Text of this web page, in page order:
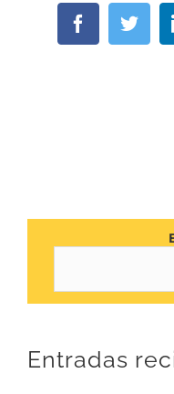
Facebook
Entradas